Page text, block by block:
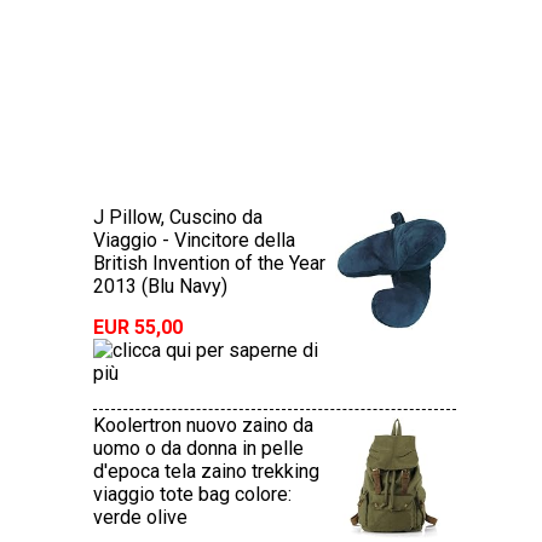
J Pillow, Cuscino da
Viaggio - Vincitore della
British Invention of the Year
2013 (Blu Navy)
EUR 55,00
Koolertron nuovo zaino da
uomo o da donna in pelle
d'epoca tela zaino trekking
viaggio tote bag colore:
verde olive